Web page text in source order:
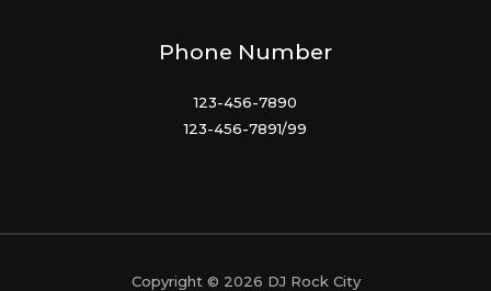
Phone Number
123-456-7890
123-456-7891/99
Copyright © 2026 DJ Rock City